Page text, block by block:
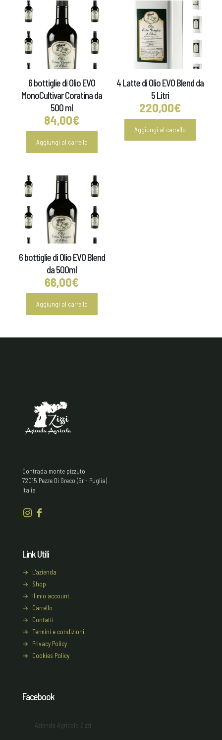
6 bottiglie di Olio EVO
MonoCultivar Coratina da
500 ml
84,00€
Aggiungi al carrello
4 Latte di Olio EVO Blend da
5 Litri
220,00€
Aggiungi al carrello
6 bottiglie di Olio EVO Blend
da 500ml
66,00€
Aggiungi al carrello
Contrada monte pizzuto
72015 Pezze Di Greco (Br - Puglia)
Italia
Link Utili
→
L'azienda
→
Shop
→
Il mio account
→
Carrello
→
Contatti
→
Termini e condizioni
→
Privacy Policy
→
Cookies Policy
Facebook
Azienda Agricola Zizzi